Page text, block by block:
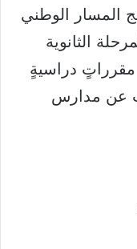
المسار الوطني
الثانوية
مقرراتٍ دراسيةٍ
عن مدارس